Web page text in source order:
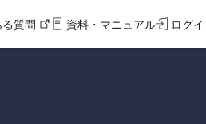
質問 資料・マニュアル ログ